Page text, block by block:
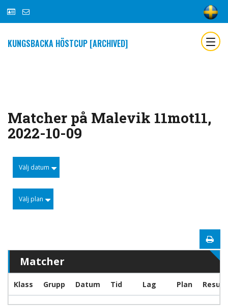
KUNGSBACKA HÖSTCUP [ARCHIVED]
Matcher på Malevik 11mot11,
2022-10-09
Välj datum
Välj plan
Matcher
Klass Grupp Datum Tid Lag Plan